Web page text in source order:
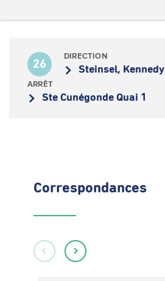
26
DIRECTION
Steinsel, Kennedy
ARRÊT
Ste Cunégonde Quai 1
Correspondances